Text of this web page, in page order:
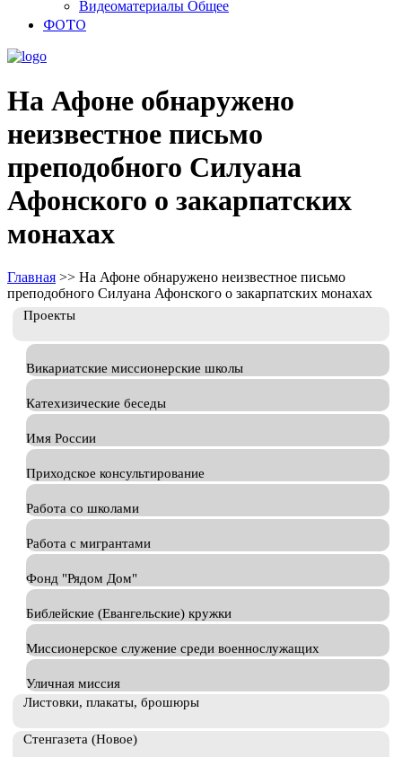
Видеоматериалы Общее
ФОТО
На Афоне обнаружено
неизвестное письмо
преподобного Силуана
Афонского о закарпатских
монахах
Главная >> На Афоне обнаружено неизвестное письмо
преподобного Силуана Афонского о закарпатских монахах
Проекты
Викариатские миссионерские школы
Катехизические беседы
Имя России
Приходское консультирование
Работа со школами
Работа с мигрантами
Фонд "Рядом Дом"
Библейские (Евангельские) кружки
Миссионерское служение среди военнослужащих
Уличная миссия
Листовки, плакаты, брошюры
Стенгазета (Новое)